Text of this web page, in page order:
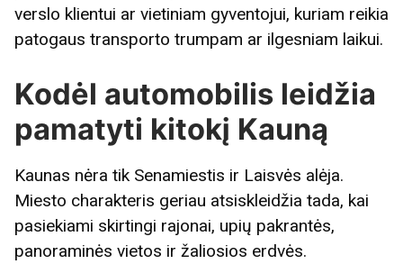
verslo klientui ar vietiniam gyventojui, kuriam reikia
patogaus transporto trumpam ar ilgesniam laikui.
Kodėl automobilis leidžia
pamatyti kitokį Kauną
Kaunas nėra tik Senamiestis ir Laisvės alėja.
Miesto charakteris geriau atsiskleidžia tada, kai
pasiekiami skirtingi rajonai, upių pakrantės,
panoraminės vietos ir žaliosios erdvės.